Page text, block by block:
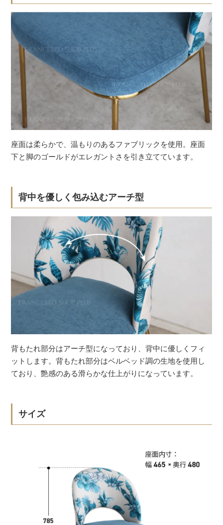
座面は柔らかで、温もりのあるファブリックを使用。座面
下と脚のゴールドがエレガントさを引き立てています。
背中を優しく包み込むアーチ型
背もたれ部分はアーチ型になっており、背中に優しくフィ
ットします。背もたれ部分はベルベッド調の生地を使用し
ており、艶感のある滑らかな仕上がりになっています。
サイズ